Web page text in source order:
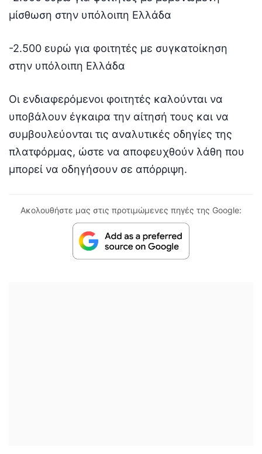
μίσθωση στην υπόλοιπη Ελλάδα
-2.500 ευρώ για φοιτητές με συγκατοίκηση
στην υπόλοιπη Ελλάδα
Οι ενδιαφερόμενοι φοιτητές καλούνται να
υποβάλουν έγκαιρα την αίτησή τους και να
συμβουλεύονται τις αναλυτικές οδηγίες της
πλατφόρμας, ώστε να αποφευχθούν λάθη που
μπορεί να οδηγήσουν σε απόρριψη.
Ακολουθήστε μας στις προτιμώμενες πηγές της Google: